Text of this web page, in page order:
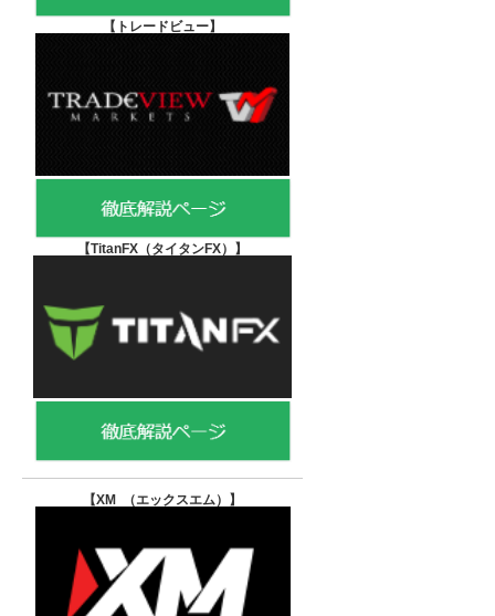
【 トレードビュー】
【TitanFX（タイタンFX） 】
【XM （エックスエム） 】